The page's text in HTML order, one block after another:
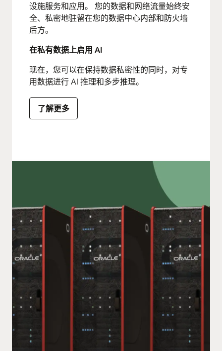
设施服务和应用。 您的数据和网络流量始终安
全、私密地驻留在您的数据中心内部和防火墙
后方。
在私有数据上启用 AI
现在，您可以在保持数据私密性的同时，对专
用数据进行 AI 推理和多步推理。
了解更多